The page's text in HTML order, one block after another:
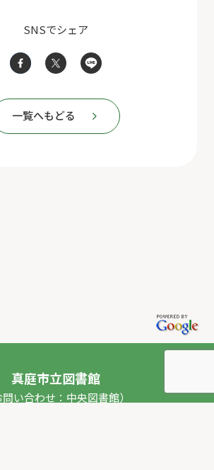
SNSでシェア
一覧へもどる
真庭市立図書館
問い合わせ：中央図書館）